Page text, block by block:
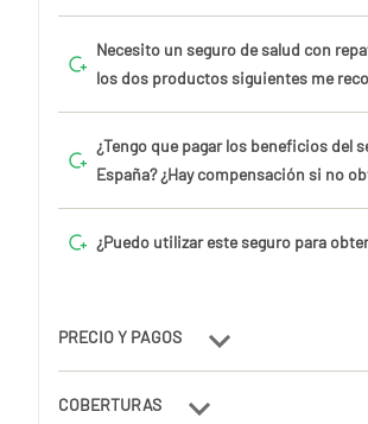
Necesito un seguro de salud con
los dos productos siguientes me
¿Tengo que pagar los beneficios del
España? ¿Hay compensación si no
¿Puedo utilizar este seguro para
PRECIO Y PAGOS
COBERTURAS